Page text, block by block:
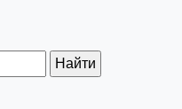
Найти